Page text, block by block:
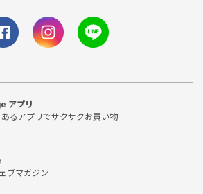
アプリ
るアプリでサクサクお買い物
ブマガジン